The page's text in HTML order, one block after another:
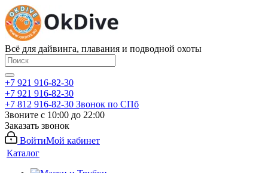
Всё для дайвинга, плавания и подводной охоты
+7 921 916-82-30
+7 921 916-82-30
+7 812 916-82-30 Звонок по СПб
Звоните с 10:00 до 22:00
Заказать звонок
ВойтиМой кабинет
Каталог